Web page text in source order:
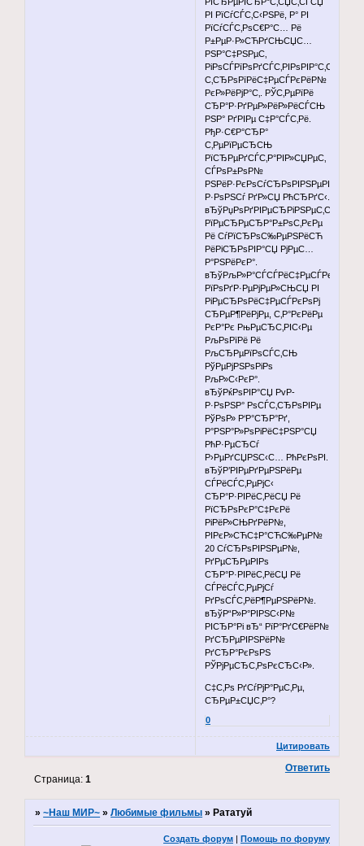
РІ РїСѓСЃС‚С‹РЅРё, Р° РІ
РїСѓСЃС‚РѕС€Р°С… Рё
Р±РµР·Р»СЋРґСЊСЏС…
РЅР°С‡РЅРµС‚
РіРѕСЃРїРѕРґСЃС‚РІРѕРІР°С‚СЊ
С‚СЂРѕРїРёС‡РµСЃРєРёР№
РєР»РёРјР°С‚. РЎС‚РµРїРё
СЂР°Р·РґРµР»РёР»РёСЃСЊ
РЅР° РґРІРµ С‡Р°СЃС‚Рё.
РђР·С€Р°СЂР°
С‚РµРїРµСЂСЊ
РїСЂРµРґСЃС‚Р°РІР»СЏРµС‚
СЃРѕР±РѕР№
РЅРёР·РєРѕСѓСЂРѕРІРЅРµРІСѓСЋ
Р·РѕРЅСѓ РґР»СЏ РћСЂРґС‹.
вЂўРџРѕРґРІРµСЂРіРЅРµС‚СЃСЏ
РїРµСЂРµСЂР°Р±РѕС‚РєРµ
Рё СѓРїСЂРѕС‰РµРЅРёСЋ
РёРіСЂРѕРІР°СЏ РјРµС…
Р°РЅРёРєР°.
вЂўРљР»Р°СЃСЃРёС‡РµСЃРєРёРµ
РїРѕРґР·РµРјРµР»СЊСЏ РІ
РіРµСЂРѕРёС‡РµСЃРєРѕРј
СЂРµР¶РёРјРµ, С‚Р°РєРёРµ
РєР°Рє РњРµСЂС‚РІС‹Рµ
РљРѕРїРё Рё
РљСЂРµРїРѕСЃС‚СЊ
РўРµРјРЅРѕРіРѕ
РљР»С‹РєР°.
вЂўРќРѕРІР°СЏ PvP-
Р·РѕРЅР° РѕСЃС‚СЂРѕРІРµ
РўРѕР» Р‘Р°СЂР°Рґ,
Р°РЅР°Р»РѕРіРёС‡РЅР°СЏ
РћР·РµСЂСѓ
Р›РµРґСЏРЅС‹С… РћРєРѕРІ.
вЂўР’РІРµРґРµРЅРёРµ
СЃРёСЃС‚РµРјС‹
СЂР°Р·РІРёС‚РёСЏ Рё
РїСЂРѕРєР°С‡РєРё
РіРёР»СЊРґРёР№,
РІРєР»СЋС‡Р°СЋС‰РµР№
20 СѓСЂРѕРІРЅРµР№,
РґРµСЂРµРІРѕ
СЂР°Р·РІРёС‚РёСЏ Рё
СЃРёСЃС‚РµРјСѓ
РґРѕСЃС‚РёР¶РµРЅРёР№.
вЂўР“Р»Р°РІРЅС‹Р№
РІСЂР°Рі вЂ“ РїР°РґС€РёР№
РґСЂРµРІРЅРёР№
РґСЂР°РєРѕРЅ
РЎРјРµСЂС‚РѕРєСЂС‹Р».
С‡С‚Рѕ РґСѓРјР°РµС‚Рµ,
СЂРµР±СЏС‚Р°?
0
Цитировать
Ответить
Страница:1
»~Наш МИР~ »Любимые фильмы » Рататуй
Создать форум | Помощь по форуму